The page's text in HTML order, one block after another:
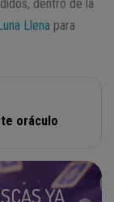
dentro de la
Llena para
oráculo
YA